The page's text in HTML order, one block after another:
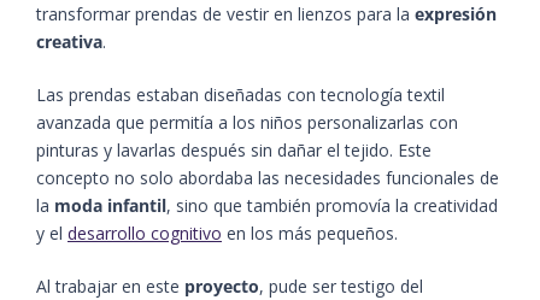
transformar prendas de vestir en lienzos para la expresión
creativa.
Las prendas estaban diseñadas con tecnología textil
avanzada que permitía a los niños personalizarlas con
pinturas y lavarlas después sin dañar el tejido. Este
concepto no solo abordaba las necesidades funcionales de
la moda infantil, sino que también promovía la creatividad
y el desarrollo cognitivo en los más pequeños.
Al trabajar en este proyecto, pude ser testigo del